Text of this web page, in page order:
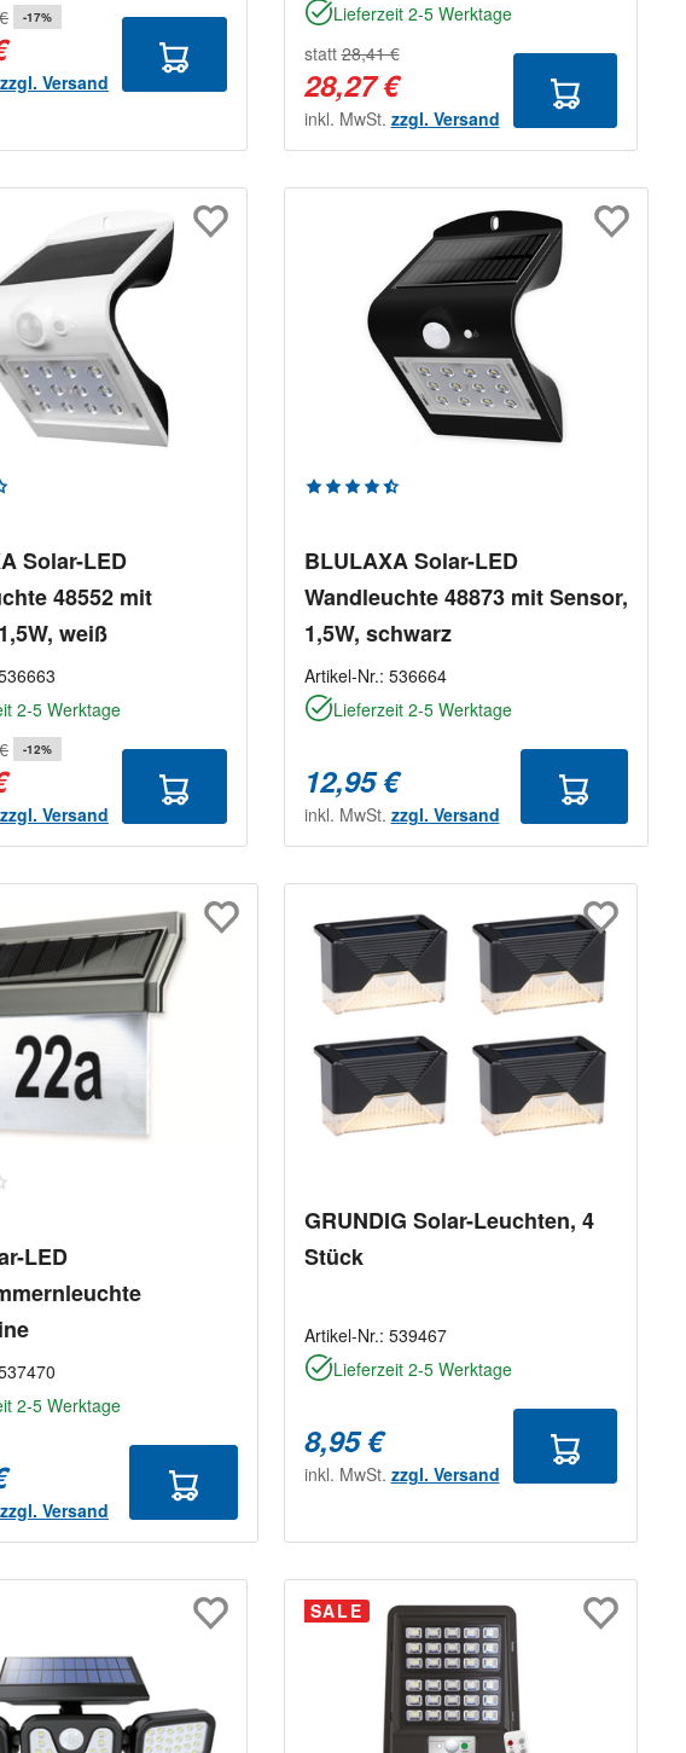
-17%
zzgl. Versand
Lieferzeit 2-5 Werktage
statt 28,41 €
28,27 €
inkl. MwSt. zzgl. Versand
Bewertung von 4.5 von 5 Sternen
Solar-LED
48552 mit
weiß
2-5 Werktage
-12%
zzgl. Versand
Durchschnittliche Bewertung von 4.5
BLULAXA Solar-LED
Wandleuchte 48873 mit Sensor,
1,5W, schwarz
Artikel-Nr.: 536664
Lieferzeit 2-5 Werktage
12,95 €
inkl. MwSt. zzgl. Versand
Bewertung von 3 von 5 Sternen
LED
2-5 Werktage
zzgl. Versand
GRUNDIG Solar-Leuchten, 4
Stück
Artikel-Nr.: 539467
Lieferzeit 2-5 Werktage
8,95 €
inkl. MwSt. zzgl. Versand
SALE